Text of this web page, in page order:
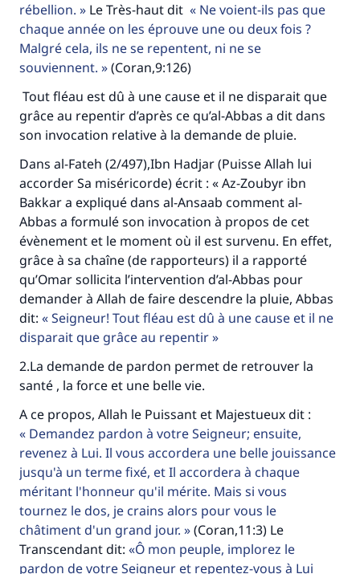
rébellion.
Le Très-haut dit
Ne voient-ils pas que
chaque année on les éprouve une ou deux fois ?
Malgré cela, ils ne se repentent, ni ne se
souviennent.
(Coran,9:126)
Tout fléau est dû à une cause et il ne disparait que
grâce au repentir d’après ce qu’al-Abbas a dit dans
son invocation relative à la demande de pluie.
Dans al-Fateh (2/497),Ibn Hadjar (Puisse Allah lui
accorder Sa miséricorde) écrit : « Az-Zoubyr ibn
Bakkar a expliqué dans al-Ansaab comment al-
Abbas a formulé son invocation à propos de cet
évènement et le moment où il est survenu. En effet,
grâce à sa chaîne (de rapporteurs) il a rapporté
qu’Omar sollicita l’intervention d’al-Abbas pour
demander à Allah de faire descendre la pluie, Abbas
dit:
Seigneur! Tout fléau est dû à une cause et il ne
disparait que grâce au repentir
2.La demande de pardon permet de retrouver la
santé , la force et une belle vie.
A ce propos, Allah le Puissant et Majestueux dit :
Demandez pardon à votre Seigneur; ensuite,
revenez à Lui. Il vous accordera une belle jouissance
jusqu'à un terme fixé, et Il accordera à chaque
méritant l'honneur qu'il mérite. Mais si vous
tournez le dos, je crains alors pour vous le
châtiment d'un grand jour.
(Coran,11:3) Le
Transcendant dit:
Ô mon peuple, implorez le
pardon de votre Seigneur et repentez-vous à Lui